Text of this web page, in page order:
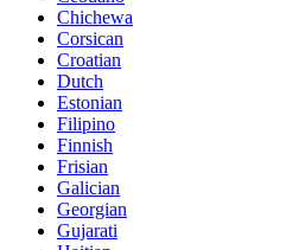
Chichewa
Corsican
Croatian
Dutch
Estonian
Filipino
Finnish
Frisian
Galician
Georgian
Gujarati